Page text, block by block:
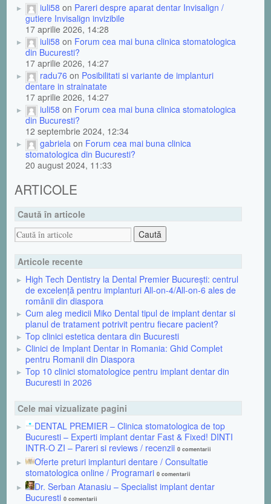
iuli58 on Pareri despre aparat dentar Invisalign /
gutiere Invisalign invizibile
17 aprilie 2026, 14:28
iuli58 on Forum cea mai buna clinica stomatologica
din Bucuresti?
17 aprilie 2026, 14:27
radu76 on Posibilitati si variante de implanturi
dentare in strainatate
17 aprilie 2026, 14:27
iuli58 on Forum cea mai buna clinica stomatologica
din Bucuresti?
12 septembrie 2024, 12:34
gabriela on Forum cea mai buna clinica
stomatologica din Bucuresti?
20 august 2024, 11:33
ARTICOLE
Caută în articole
Articole recente
High Tech Dentistry la Dental Premier București: centrul
de excelență pentru implanturi All-on-4/All-on-6 ales de
românii din diaspora
Cum aleg medicii Miko Dental tipul de implant dentar si
planul de tratament potrivit pentru fiecare pacient?
Top clinici estetica dentara din Bucuresti
Clinici de Implant Dentar in Romania: Ghid Complet
pentru Romanii din Diaspora
Top 10 clinici stomatologice pentru implant dentar din
Bucuresti in 2026
Cele mai vizualizate pagini
DENTAL PREMIER – Clinica stomatologica de top
Bucuresti – Experti implant dentar Fast & Fixed! DINTI
INTR-O ZI – Pareri si reviews / recenzii 0 comentarii
Oferte preturi implanturi dentare / Consultatie
stomatologica online / Programari 0 comentarii
Dr. Serban Atanasiu – Specialist implant dentar
Bucuresti 0 comentarii